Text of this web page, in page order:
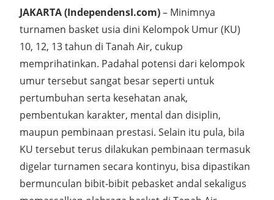
JAKARTA (IndependensI.com)– Minimnya
turnamen basket usia dini Kelompok Umur (KU)
10, 12, 13 tahun di Tanah Air, cukup
memprihatinkan. Padahal potensi dari kelompok
umur tersebut sangat besar seperti untuk
pertumbuhan serta kesehatan anak,
pembentukan karakter, mental dan disiplin,
maupun pembinaan prestasi. Selain itu pula, bila
KU tersebut terus dilakukan pembinaan termasuk
digelar turnamen secara kontinyu, bisa dipastikan
bermunculan bibit-bibit pebasket andal sekaligus